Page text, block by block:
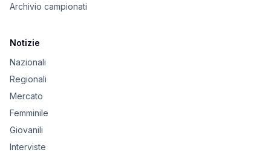
Archivio campionati
Notizie
Nazionali
Regionali
Mercato
Femminile
Giovanili
Interviste